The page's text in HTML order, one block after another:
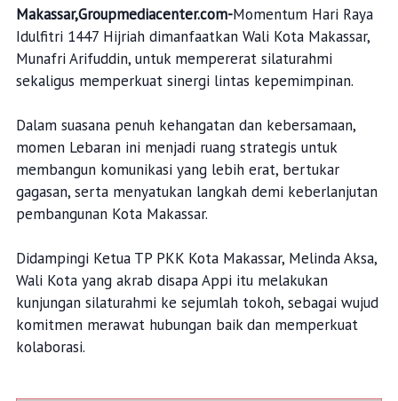
Makassar,Groupmediacenter.com-Momentum Hari Raya
Idulfitri 1447 Hijriah dimanfaatkan Wali Kota Makassar,
Munafri Arifuddin, untuk mempererat silaturahmi
sekaligus memperkuat sinergi lintas kepemimpinan.
Dalam suasana penuh kehangatan dan kebersamaan,
momen Lebaran ini menjadi ruang strategis untuk
membangun komunikasi yang lebih erat, bertukar
gagasan, serta menyatukan langkah demi keberlanjutan
pembangunan Kota Makassar.
Didampingi Ketua TP PKK Kota Makassar, Melinda Aksa,
Wali Kota yang akrab disapa Appi itu melakukan
kunjungan silaturahmi ke sejumlah tokoh, sebagai wujud
komitmen merawat hubungan baik dan memperkuat
kolaborasi.